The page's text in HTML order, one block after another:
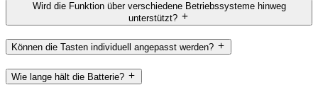
Wird die Funktion über verschiedene Betriebssysteme hinweg
unterstützt?
Können die Tasten individuell angepasst werden?
Wie lange hält die Batterie?